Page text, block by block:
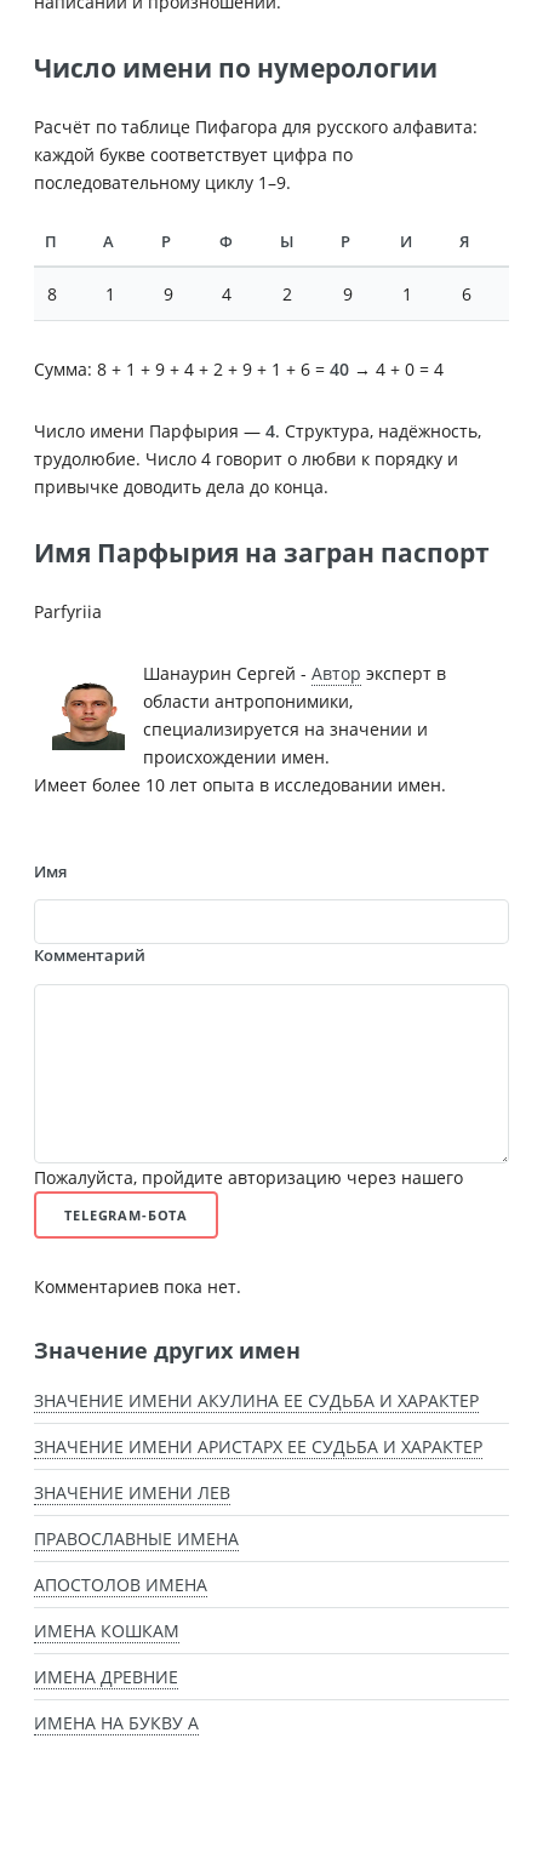
Число имени по нумерологии
Расчёт по таблице Пифагора для русского алфавита:
каждой букве соответствует цифра по
последовательному циклу 1–9.
П А Р Ф Ы Р И Я
8 1 9 4 2 9 1 6
Сумма: 8 + 1 + 9 + 4 + 2 + 9 + 1 + 6 = 40 → 4 + 0 = 4
Число имени Парфырия — 4. Структура, надёжность,
трудолюбие. Число 4 говорит о любви к порядку и
привычке доводить дела до конца.
Имя Парфырия на загран паспорт
Parfyriia
Шанаурин Сергей - Автор эксперт в
области антропонимики,
специализируется на значении и
происхождении имен.
Имеет более 10 лет опыта в исследовании имен.
Имя
Комментарий
Пожалуйста, пройдите авторизацию через нашего
TELEGRAM-БОТА
Комментариев пока нет.
Значение других имен
ЗНАЧЕНИЕ ИМЕНИ АКУЛИНА ЕЕ СУДЬБА И ХАРАКТЕР
ЗНАЧЕНИЕ ИМЕНИ АРИСТАРХ ЕЕ СУДЬБА И ХАРАКТЕР
ЗНАЧЕНИЕ ИМЕНИ ЛЕВ
ПРАВОСЛАВНЫЕ ИМЕНА
АПОСТОЛОВ ИМЕНА
ИМЕНА КОШКАМ
ИМЕНА ДРЕВНИЕ
ИМЕНА НА БУКВУ А